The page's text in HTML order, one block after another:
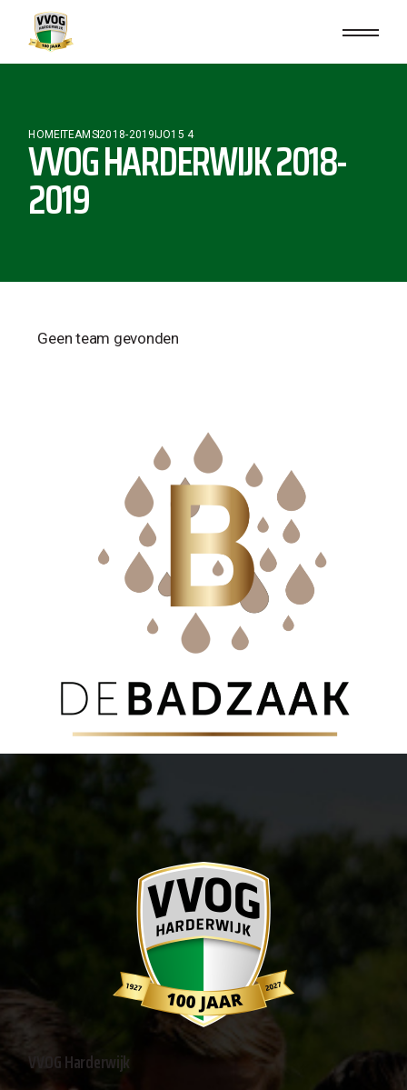
HOMETEAMS2018-2019 JO15 4
VVOG HARDERWIJK 2018-
2019
Geen team gevonden
VVOG Harderwijk